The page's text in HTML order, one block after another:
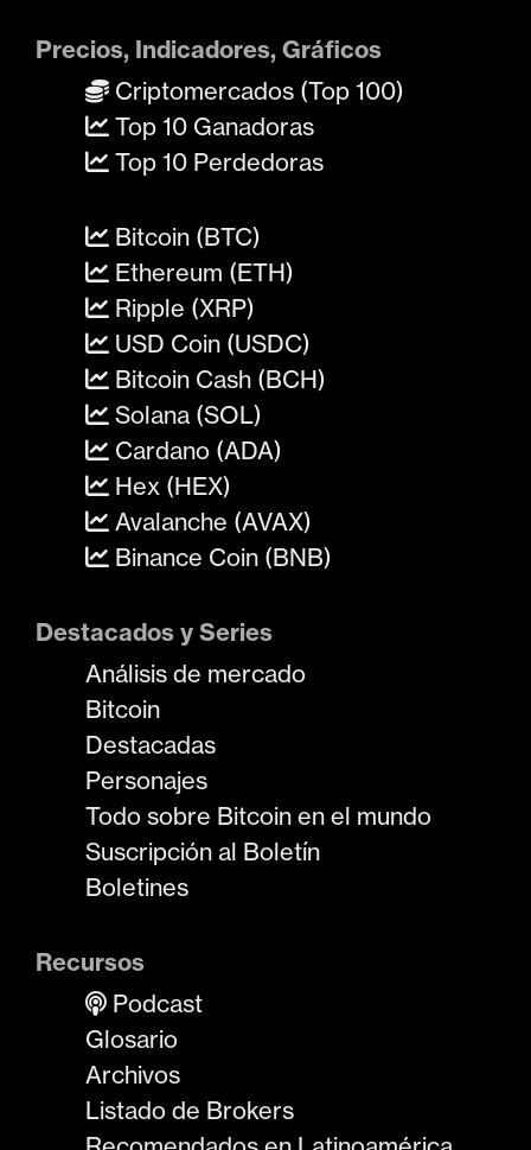
Precios, Indicadores, Gráficos
Criptomercados (Top 100)
Top 10 Ganadoras
Top 10 Perdedoras
Bitcoin (BTC)
Ethereum (ETH)
Ripple (XRP)
USD Coin (USDC)
Bitcoin Cash (BCH)
Solana (SOL)
Cardano (ADA)
Hex (HEX)
Avalanche (AVAX)
Binance Coin (BNB)
Destacados y Series
Análisis de mercado
Bitcoin
Destacadas
Personajes
Todo sobre Bitcoin en el mundo
Suscripción al Boletín
Boletines
Recursos
Podcast
Glosario
Archivos
Listado de Brokers